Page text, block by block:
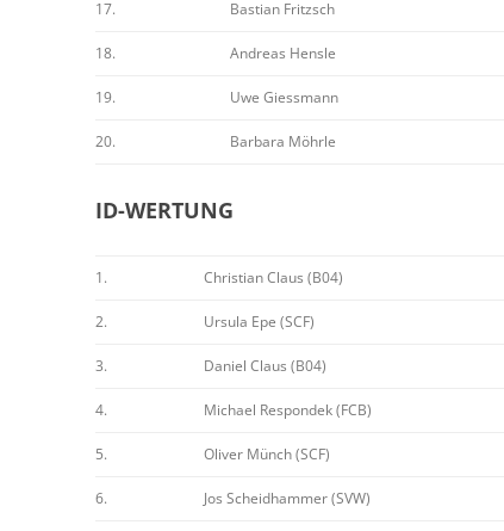
17. Bastian Fritzsch
18. Andreas Hensle
19. Uwe Giessmann
20. Barbara Möhrle
ID-WERTUNG
1. Christian Claus (B04)
2. Ursula Epe (SCF)
3. Daniel Claus (B04)
4. Michael Respondek (FCB)
5. Oliver Münch (SCF)
6. Jos Scheidhammer (SVW)